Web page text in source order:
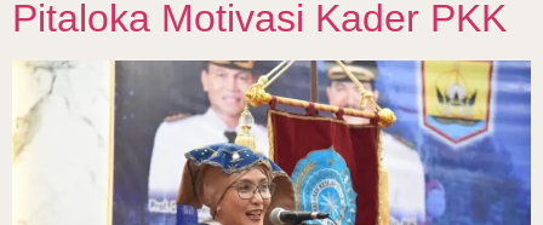
Pitaloka Motivasi Kader PKK